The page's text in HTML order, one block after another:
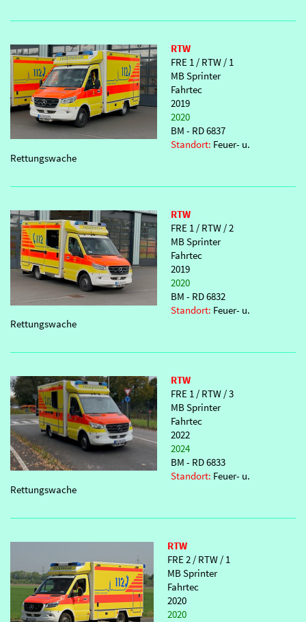
RTW
FRE 1 / RTW / 1
MB Sprinter
Fahrtec
2019
2020
BM - RD 6837
Standort: Feuer- u.
Rettungswache
RTW
FRE 1 / RTW / 2
MB Sprinter
Fahrtec
2019
2020
BM - RD 6832
Standort: Feuer- u.
Rettungswache
RTW
FRE 1 / RTW / 3
MB Sprinter
Fahrtec
2022
2024
BM - RD 6833
Standort: Feuer- u.
Rettungswache
RTW
FRE 2 / RTW / 1
MB Sprinter
Fahrtec
2020
2020